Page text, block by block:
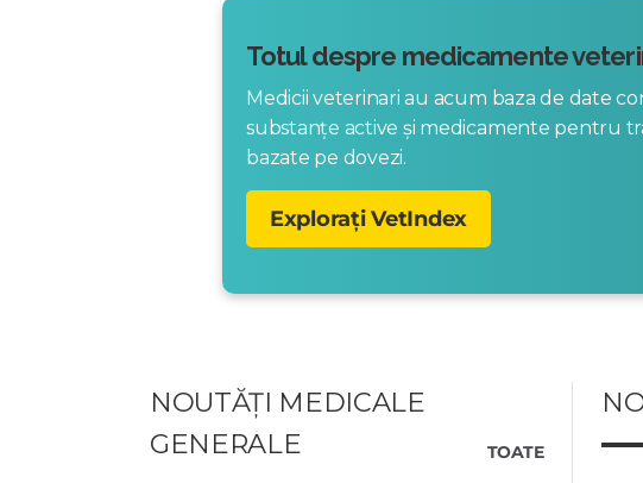
Totul despre medicamente
Medicii veterinari au acum baza de date
substanțe active și medicamente pentru
bazate pe dovezi.
Explorați VetIndex
NOUTĂȚI MEDICALE
GENERALE
TOATE